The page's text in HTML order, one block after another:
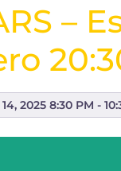
–
2025 8:30 PM -